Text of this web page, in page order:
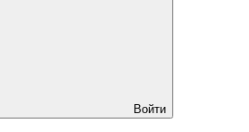
Войти